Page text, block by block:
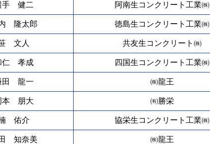
手 健二 阿南生コンクリート工業㈱
隆太郎 徳島生コンクリート工業㈱
文人 共友生コンクリート㈱
仁 孝成 四国生コンクリート工業㈱
田 龍一 ㈱龍王
本 朋大 ㈲勝栄
佑介 協栄生コンクリート工業㈱
知奈美 ㈱龍王